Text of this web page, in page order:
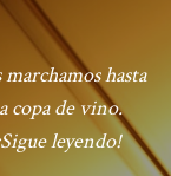
hasta
copa de vino.
leyendo!